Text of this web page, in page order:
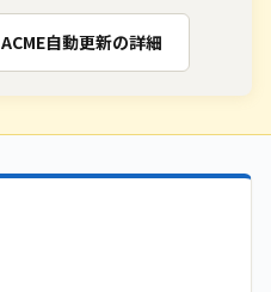
ACME自動更新の詳細